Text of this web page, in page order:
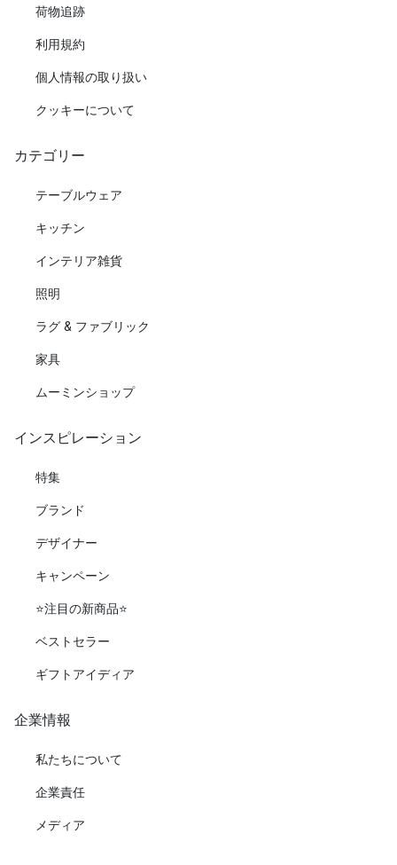
荷物追跡
利用規約
個人情報の取り扱い
クッキーについて
カテゴリー
テーブルウェア
キッチン
インテリア雑貨
照明
ラグ & ファブリック
家具
ムーミンショップ
インスピレーション
特集
ブランド
デザイナー
キャンペーン
⭐️注目の新商品⭐️
ベストセラー
ギフトアイディア
企業情報
私たちについて
企業責任
メディア